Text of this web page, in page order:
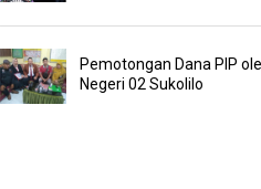
Pemotongan Dana PIP
Negeri 02 Sukolilo